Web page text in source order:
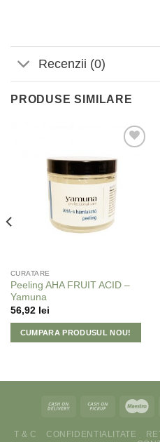
Recenzii (0)
PRODUSE SIMILARE
Adaugă
Favorite
CURATARE
Peeling AHA FRUIT ACID –
Yamuna
56,92 lei
CUMPARA PRODUSUL NOU!
T & C CONFIDENTIALITATE